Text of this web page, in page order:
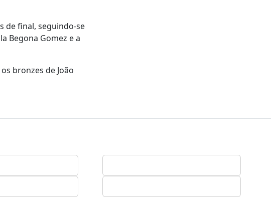
de final, seguindo-se
Begona Gomez e a
bronzes de João